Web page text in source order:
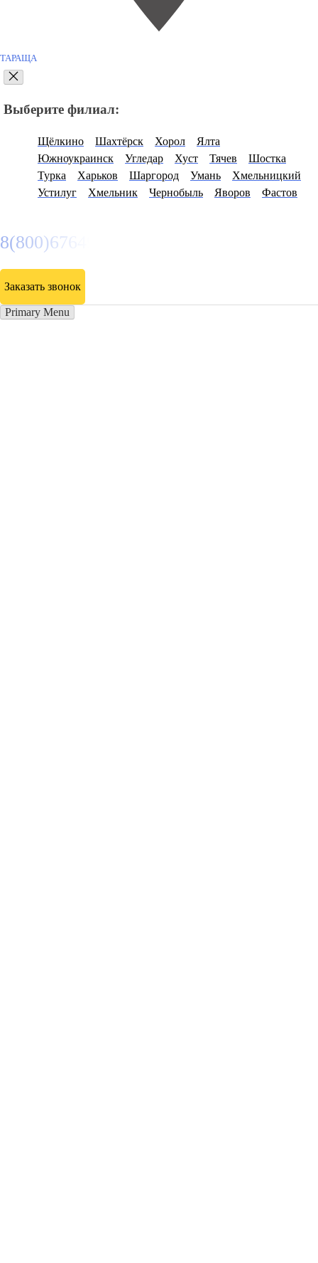
ТАРАЩА
Выберите филиал:
Щёлкино Шахтёрск Хорол
Ялта
Южноукраинск
Угледар Хуст Тячев
Шостка
Турка
Харьков Шаргород Умань
Хмельницкий
Устилуг
Хмельник Чернобыль Яворов Фастов
8(800)6764935
Заказать звонок
Primary Menu